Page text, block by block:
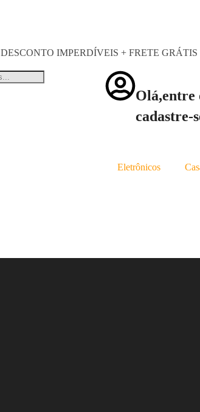
DESCONTO IMPERDÍVEIS + FRETE GRÁTIS
Olá,entre
cadastre-
Eletrônicos